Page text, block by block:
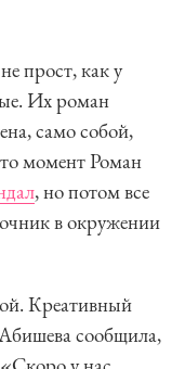
прост, как у
Их роман
само собой,
момент Роман
, но потом все
в окружении
Креативный
сообщила,